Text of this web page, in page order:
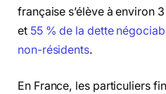
française s’élève à environ
et 55 % de la dette
non-résidents.
En France, les particuliers